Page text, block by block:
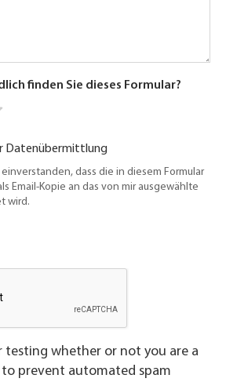
finden Sie dieses Formular?
Datenübermittlung
dass die in diesem Formular
Email-Kopie an das von mir ausgewählte
wird.
testing whether or not you are a
prevent automated spam